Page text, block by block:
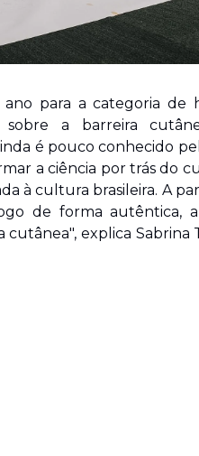
para a categoria de
a barreira
é pouco conhecido
a ciência por trás do
à cultura brasileira. A
de forma autêntica,
cutânea", explica Sabrina